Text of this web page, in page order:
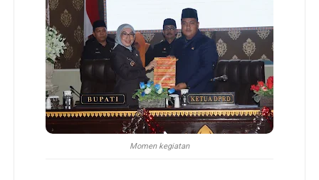
Momen kegiatan